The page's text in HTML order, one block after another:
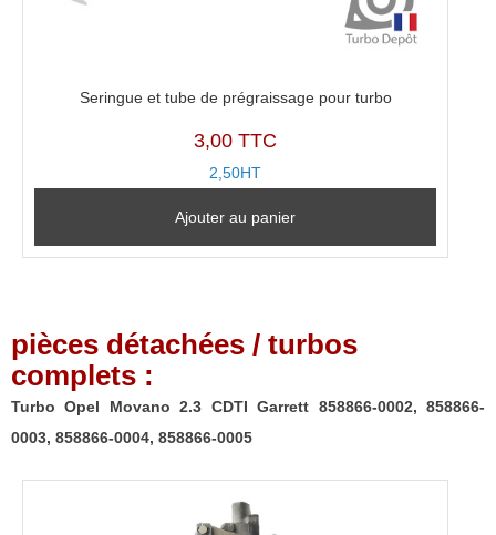
Seringue et tube de prégraissage pour turbo
3,00 TTC
2,50HT
Ajouter au panier
pièces détachées / turbos
complets :
Turbo Opel Movano 2.3 CDTI Garrett 858866-0002, 858866-
0003, 858866-0004, 858866-0005